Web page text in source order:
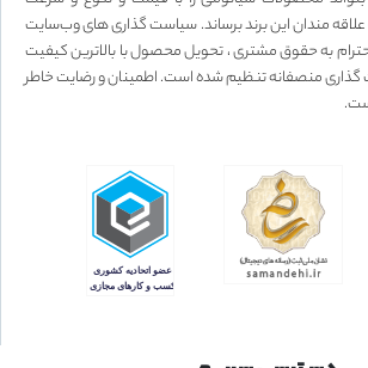
مندان این برند برساند. سیاست گذاری های وب‌سایت
با نهایت احترام به حقوق مشتری ، تحویل محصول با بالاترین کیفیت
گذاری منصفانه تنظیم شده است. اطمینان و رضایت خاطر